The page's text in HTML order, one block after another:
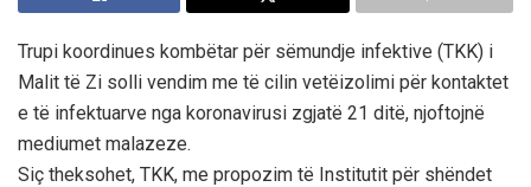
Trupi koordinues kombëtar për sëmundje infektive (TKK) i
Malit të Zi solli vendim me të cilin vetëizolimi për kontaktet
e të infektuarve nga koronavirusi zgjatë 21 ditë, njoftojnë
mediumet malazeze.
Siç theksohet, TKK, me propozim të Institutit për shëndet